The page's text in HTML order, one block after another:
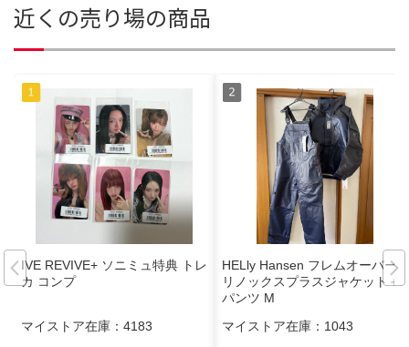
近くの売り場の商品
IVE REVIVE+ ソニミュ特典 トレ
カ コンプ
マイストア在庫： 4183
HELly Hansen フレムオーバー
リノックスプラスジャケット＋
パンツ M
マイストア在庫： 1043